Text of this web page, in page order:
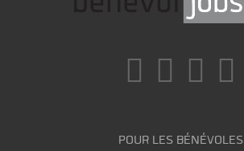
POUR LES BÉNÉVOLES